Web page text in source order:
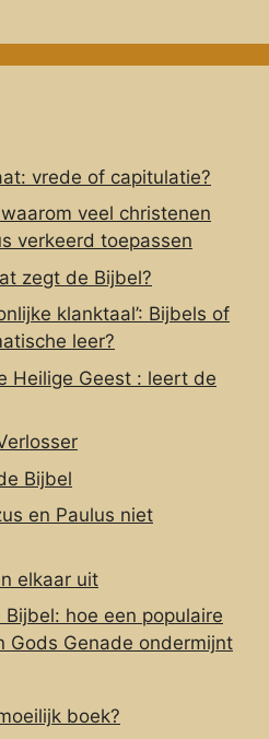
vrede of capitulatie?
veel christenen
verkeerd toepassen
zegt de Bijbel?
klanktaal’: Bijbels of
leer?
Heilige Geest : leert de
Bijbel
en Paulus niet
elkaar uit
hoe een populaire
Gods Genade ondermijnt
boek?